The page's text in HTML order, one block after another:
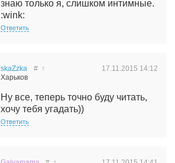
знаю только я, слишком интимные.
:wink:
Ответить
skaZzka
Харьков
17.11.2015 14:12
# ↑
Ну все, теперь точно буду читать,
хочу тебя угадать))
Ответить